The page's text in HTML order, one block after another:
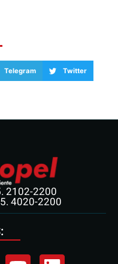
Telegram Twitter
2102-2200
4020-2200